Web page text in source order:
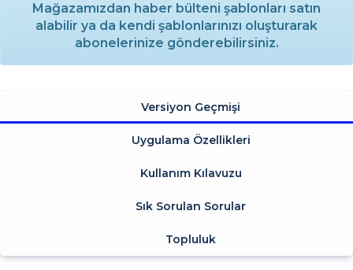
Mağazamızdan haber bülteni şablonları satın
alabilir ya da kendi şablonlarınızı oluşturarak
abonelerinize gönderebilirsiniz.
Versiyon Geçmişi
Uygulama Özellikleri
Kullanım Kılavuzu
Sık Sorulan Sorular
Topluluk